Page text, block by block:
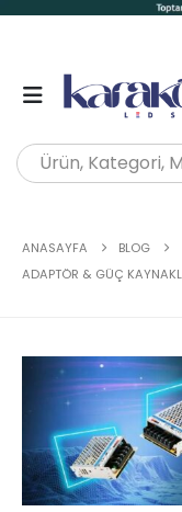
ANASAYFA
BLOG
ADAPTÖR & GÜÇ